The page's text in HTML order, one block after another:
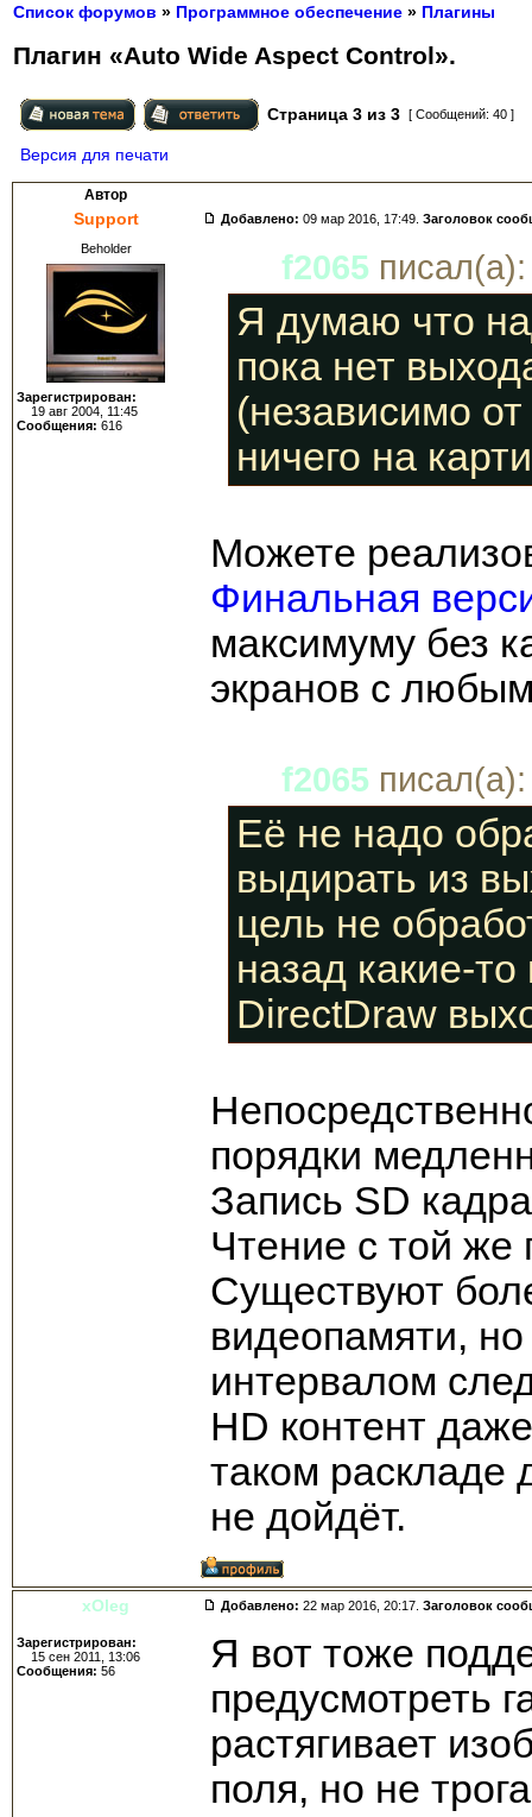
Список форумов » Программное обеспечение » Плагины
Плагин «Auto Wide Aspect Control».
Страница 3 из 3 [ Сообщений: 40 ]
Версия для печати
Автор
Support Добавлено: 09 мар 2016, 17:49. Заголовок
Beholder
Зарегистрирован:
19 авг 2004, 11:45
Сообщения: 616
f2065 писал(а):
Я думаю что
пока нет
(независимо
ничего на
Можете
Финальная
максимуму без
экранов с
f2065 писал(а):
Её не надо
выдирать из
цель не
назад какие-
DirectDraw
порядки
Запись SD
Чтение с той же
Существуют
видеопамяти,
интервалом
HD контент
таком раскладе
не дойдёт.
xOleg Добавлено: 22 мар 2016, 20:17. Заголовок
Зарегистрирован:
15 сен 2011, 13:06
Сообщения: 56
Я вот тоже
предусмотреть
растягивает
поля, но не